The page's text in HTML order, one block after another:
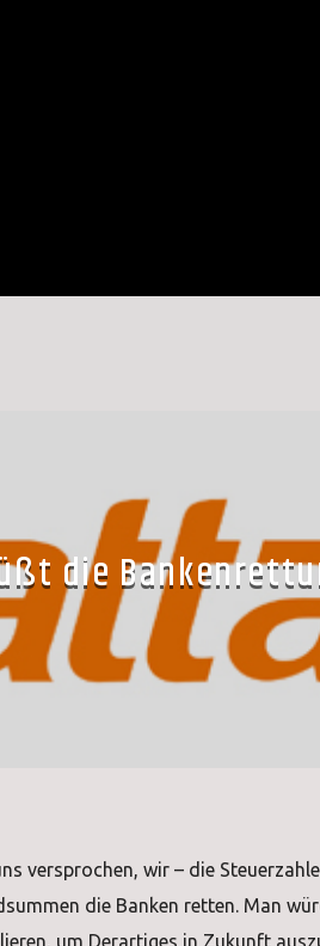
die
versprochen, wir – die
die Banken retten. Man
um Derartiges in Zukunft